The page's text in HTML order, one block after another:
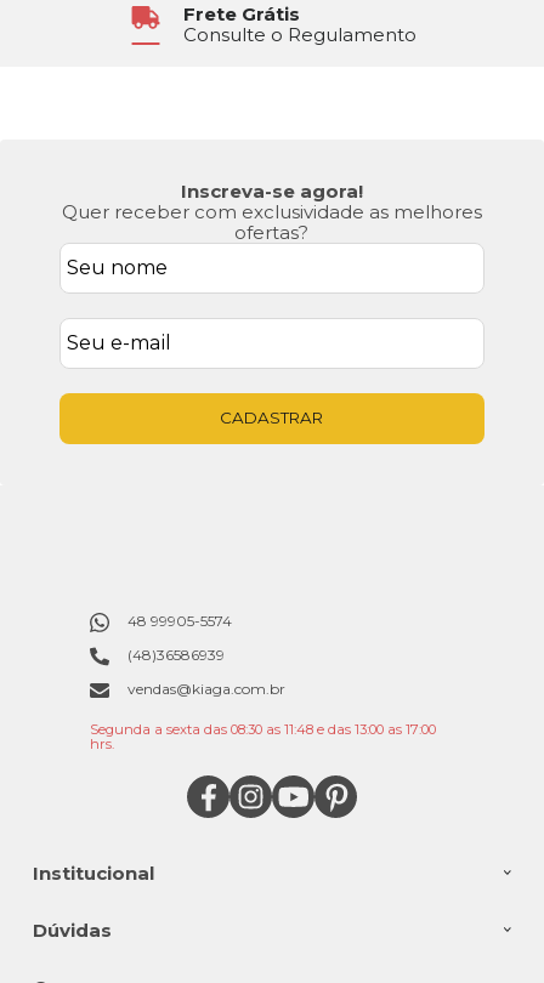
Frete Grátis
Consulte o Regulamento
Inscreva-se agora!
Quer receber com exclusividade as melhores
ofertas?
CADASTRAR
Institucional
Dúvidas
48 99905-5574
(48)36586939
vendas@kiaga.com.br
Segunda a sexta das 08:30 as 11:48 e das 13:00 as 17:00
hrs.